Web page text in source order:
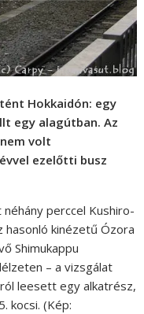
Hokkaidón: egy
egy alagútban. Az
volt
ezelőtti busz
perccel Kushiro-
hasonló kinézetű Ózora
Shimukappu
– a vizsgálat
leesett egy alkatrész,
kocsi. (Kép: